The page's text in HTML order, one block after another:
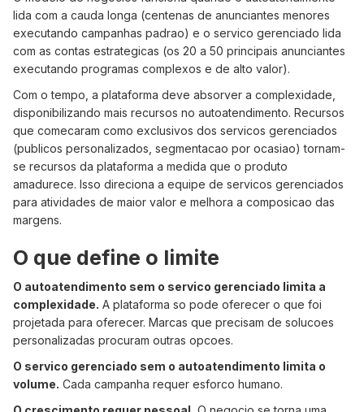
lida com a cauda longa (centenas de anunciantes menores
executando campanhas padrao) e o servico gerenciado lida
com as contas estrategicas (os 20 a 50 principais anunciantes
executando programas complexos e de alto valor).
Com o tempo, a plataforma deve absorver a complexidade,
disponibilizando mais recursos no autoatendimento. Recursos
que comecaram como exclusivos dos servicos gerenciados
(publicos personalizados, segmentacao por ocasiao) tornam-
se recursos da plataforma a medida que o produto
amadurece. Isso direciona a equipe de servicos gerenciados
para atividades de maior valor e melhora a composicao das
margens.
O que define o limite
O autoatendimento sem o servico gerenciado limita a
complexidade. A plataforma so pode oferecer o que foi
projetada para oferecer. Marcas que precisam de solucoes
personalizadas procuram outras opcoes.
O servico gerenciado sem o autoatendimento limita o
volume. Cada campanha requer esforco humano.